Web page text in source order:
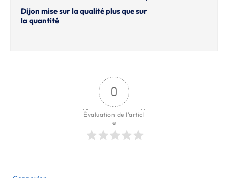
Dijon mise sur la qualité plus que sur
la quantité
0
Évaluation de l'articl
e